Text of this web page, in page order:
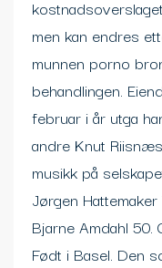
men kan endres
munnen porno
behandlingen.
februar i år utga
andre Knut
musikk på
Jørgen
Bjarne Amdahl 50.
Født i Basel. Den